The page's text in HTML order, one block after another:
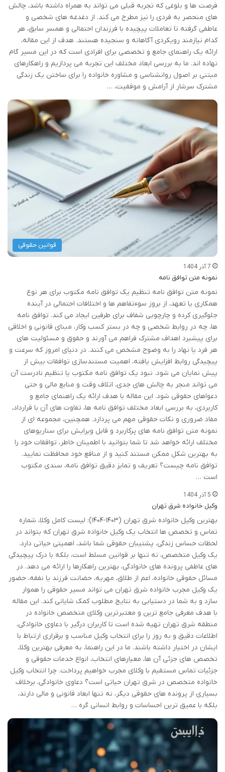
فرصت ها و بلوغی که تجربه قبلی می تواند به همراه داشته باشد، چالش
های منحصر به فردی را نیز مطرح می کند. از دغدغه های شخصی و
عاطفی گرفته تا تعاملات پیچیده با فرزندان احتمالی و همسر سابق، هر
کدام نیازمند رویکردی آگاهانه و سنجیده هستند. هدف از این مقاله،
ارائه یک راهنمای جامع و تخصصی برای افرادی است که در این مسیر گام
نهاده اند. ما به بررسی ابعاد مختلف این تجربه می پردازیم و راهکارهای
مبتنی بر اصول روانشناسی و مشاوره خانواده را برای ساختن یک زندگی
مشترک سرشار از آرامش و موفقیت، …
قوانین حقوقی
7 آذر 1404
نمونه متن توافق نامه
نمونه متن توافق نامه تنظیم یک توافق نامه مکتوب برای هر نوع
همکاری یا تعهد، از بروز سوءتفاهم ها و اختلافات احتمالی در آینده
جلوگیری کرده و چارچوبی شفاف برای طرفین ایجاد می کند. توافق نامه
ها، چه در روابط شخصی و چه در بستر کسب وکار، مبنای قانونی و اخلاقی
برای پیشبرد اهداف مشترک فراهم می آورند و حقوق و مسئولیت های
هر فرد یا نهاد را به وضوح مشخص می کنند. در دنیای امروز که سرعت و
پیچیدگی روابط افزایش یافته، اهمیت مستندسازی توافقات بیش از
پیش نمایان می شود. نبود یک توافق نامه مکتوب یا تنظیم نادرست آن
می تواند منجر به چالش های جدی، اتلاف وقت و منابع مالی و حتی
دعواهای حقوقی شود. این مقاله با هدف ارائه یک راهنمای جامع و
کاربردی، به بررسی ابعاد مختلف توافق نامه ها، تفاوت های آن با قرارداد،
مفاد ضروری و نکات حقوقی مهم می پردازد. همچنین، مجموعه ای از
نمونه متن توافق نامه های پرکاربرد و قابل ویرایش برای سناریوهای
مختلف ارائه خواهد شد تا شما بتوانید با اطمینان خاطر، توافقات خود را
به بهترین شکل ممکن مستند کنید و از منافع خود محافظت نمایید.
توافق نامه چیست؟ تعریف و تمایز دقیق توافق نامه، سندی مکتوب
است …
5 آذر 1404
وکیل خانواده شرق تهران
بهترین وکیل خانواده شرق تهران (۱۴۰۳-۱۴۰۴): لیست کامل وکلا، شماره
تماس و تخصص ها انتخاب یک وکیل خانواده شرق تهران که بتواند در
لحظات حساس زندگی، پشتیبان حقوقی شما باشد، اهمیتی حیاتی دارد.
یک وکیل متخصص، نه تنها بر قوانین مسلط است، بلکه با درک پیچیدگی
های عاطفی پرونده های خانوادگی، بهترین راهکارها را ارائه می دهد. در
مسائل حقوقی خانواده، اعم از طلاق، مهریه، حضانت فرزند یا نفقه، حضور
یک وکیل مجرب خانواده شرق تهران می تواند مسیر حقوقی را هموار
سازد و به شما در دستیابی به نتایج مطلوب کمک شایانی کند. این مقاله
با هدف معرفی جامع ترین و معتبرترین وکلای متخصص خانواده در
منطقه شرق تهران تهیه شده است تا کاربران درگیر با دعاوی خانوادگی،
اطلاعات دقیق و به روز را برای انتخاب وکیل مناسب و برقراری ارتباط با
ایشان در اختیار داشته باشند. ما در این راهنما، به معرفی بهترین وکلا،
تخصص های جزئی آن ها، معیارهای انتخاب، انواع خدمات حقوقی و
جزئیات تماس مستقیم با وکلای مجرب خواهیم پرداخت. چرا انتخاب وکیل
خانواده متخصص در شرق تهران حیاتی است؟ دعاوی خانوادگی، برخلاف
بسیاری از پرونده های حقوقی دیگر، نه تنها ابعاد قانونی و مالی دارند،
بلکه با عمیق ترین احساسات و روابط انسانی گره …